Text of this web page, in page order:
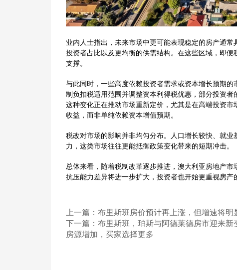
业内人士指出，未来市场中更可能表现稳定的房产通
投资者占比以及更均衡的供需结构。在这些区域，即
支撑。
与此同时，一些高度依赖投资者需求或资本增长预期
制负扣税适用范围并调整资本利得税优惠，部分投资
这种变化正在推动市场重新定价，尤其是在高端投资
收益，而非单纯依赖资本增值预期。
税改对市场的影响并非均匀分布。人口增长较快、就
力，这类市场往往更能抵御政策变化带来的短期冲击。
总体来看，随着税制改革逐步推进，澳大利亚房地产
抗压能力差异将进一步扩大，投资者也开始更重视房产
上一篇： 布里斯班房价预计再上涨，但增速将明
下一篇： 布里斯班，珀斯与阿德莱德房市迎来新
房源增加，买家选择更多